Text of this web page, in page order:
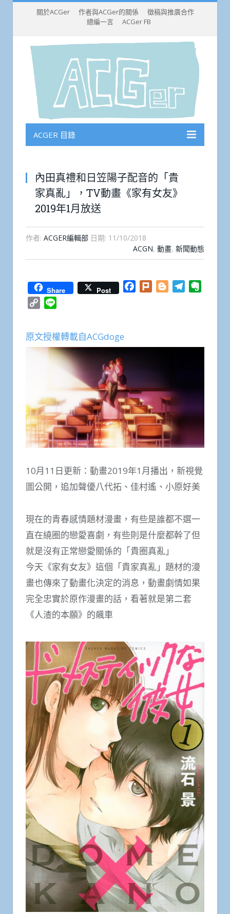
關於ACGer 作者與ACGer的關係
徵稿與推廣合作
總編一言
ACGer FB
ACGER 目錄
內田真禮和日笠陽子配音的「貴
家真亂」，TV動畫《家有女友》
2019年1月放送
作者: ACGER編輯部 日期: 11/10/2018
ACGN, 動畫, 新聞動態
Share Post Facebook
Plurk BloggerTelegram
Copy
原文授權轉載自ACGdoge
10月11日更新：動畫2019年1月播出，新視覺
圖公開，追加聲優八代拓、佳村遙、小原好美
現在的青春感情題材漫畫，有些是誰都不選一
直在繞圈的戀愛喜劇，有些則是什麼都幹了但
就是沒有正常戀愛關係的「貴圈真亂」
今天《家有女友》這個「貴家真亂」題材的漫
畫也傳來了動畫化決定的消息，動畫劇情如果
完全忠實於原作漫畫的話，看著就是第二套
《人渣的本願》的飆車